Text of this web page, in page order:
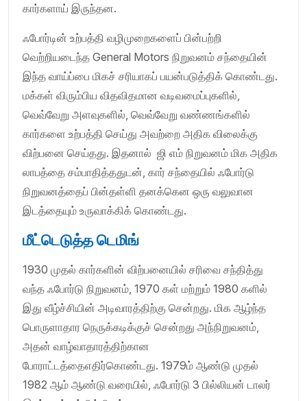
கார்களாய் இருந்தன.
ஃபோர்டின் உற்பத்தி வழிமுறைகளைப் பின்பற்றி
வெற்றியடைந்த General Motors நிறுவனம் சந்தையின்
இந்த வாய்ப்பை மிகச் சரியாகப் பயன்படுத்திக் கொண்டது.
மக்கள் விரும்பிய விதவிதமான வடிவமைப்புகளில்,
வெவ்வேறு அளவுகளில், வெவ்வேறு வண்ணங்களில்
கார்களை உற்பத்தி செய்து அவற்றை அதிக விலைக்கு
விற்பனை செய்தது. இதனால் ஜி எம் நிறுவனம் மிக அதிக
லாபத்தை சம்பாதித்ததுடன், கார் சந்தையில் ஃபோர்டு
நிறுவனத்தைப் பின்தள்ளி தனக்கென ஒரு வலுவான
இடத்தையும் உருவாக்கிக் கொண்டது.
மீட்டெடுத்த டெமிங்
1930 முதல் கார்களின் விற்பனையில் சரிவை சந்தித்து
வந்த ஃபோர்டு நிறுவனம், 1970 கள் மற்றும் 1980 களில்
இது வீழ்ச்சியின் அடிவாரத்திற்கு சென்றது. மிக ஆழ்ந்த
பொருளாதார நெருக்கடிக்குச் சென்றது அந்நிறுவனம்,
அதன் வாழ்வாதாரத்திற்கான
போராட்டத்தைஎதிர்கொண்டது. 1979ம் ஆண்டு முதல்
1982 ஆம் ஆண்டு வரையில், ஃபோர்டு 3 பில்லியன் டாலர்